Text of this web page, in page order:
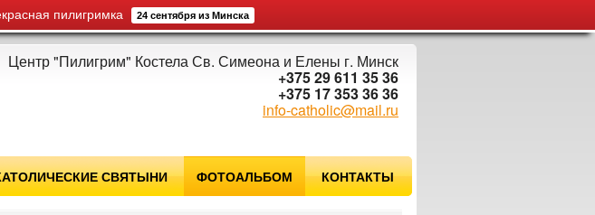
пилигримка 24 сентября из Минска
Центр "Пилигрим" Костела Св. Симеона и Елены г. Минск
+375 29 611 35 36
+375 17 353 36 36
info-catholic@mail.ru
СВЯТЫНИ ФОТОАЛЬБОМ КОНТАКТЫ